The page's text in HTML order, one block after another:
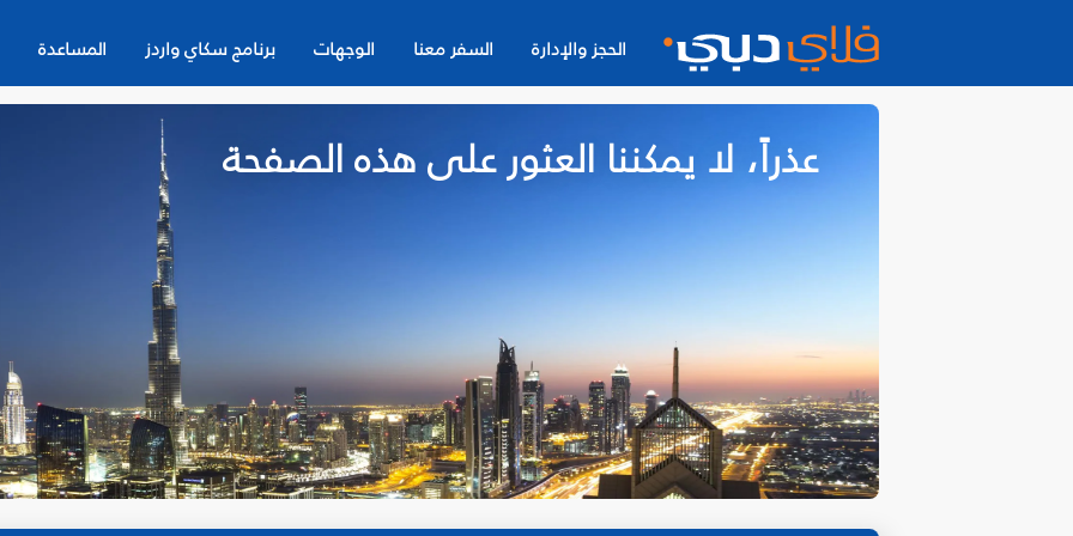
الحجز والإدارة السفر معنا الوجهات برنامج سكاي واردز المساعدة
عذراً، لا يمكننا العثور على هذه الصفحة